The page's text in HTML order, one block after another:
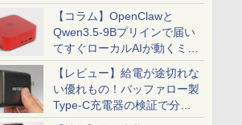
ッズ一挙紹介
【コラム】OpenClawと
Qwen3.5-9Bプリインで届い
てすぐローカルAIが動くミニ
PC「SER9 Pro」
【レビュー】給電が途切れな
い優れもの！バッファロー製
Type-C充電器の検証で分か
ったこと